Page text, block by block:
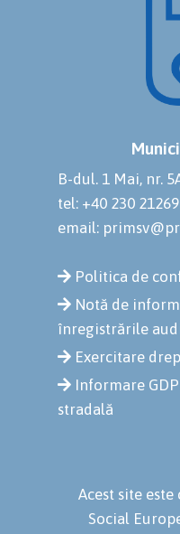
B-dul. 1 Mai, nr.
tel: +40 230
email:
Politica de
Notă de
înregistrările
Exercitare
Informare
stradală
Acest site
Social